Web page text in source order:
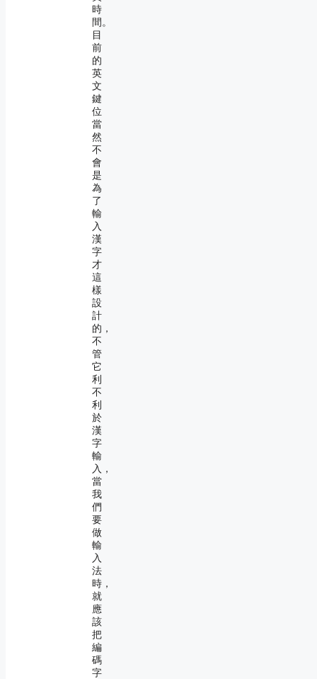
時
間。
目
前
的
英
文
鍵
位
當
然
不
會
是
為
了
輸
入
漢
字
才
這
樣
設
計
的，
不
管
它
利
不
利
於
漢
字
輸
入，
當
我
們
要
做
輸
入
法
時，
就
應
該
把
編
碼
字